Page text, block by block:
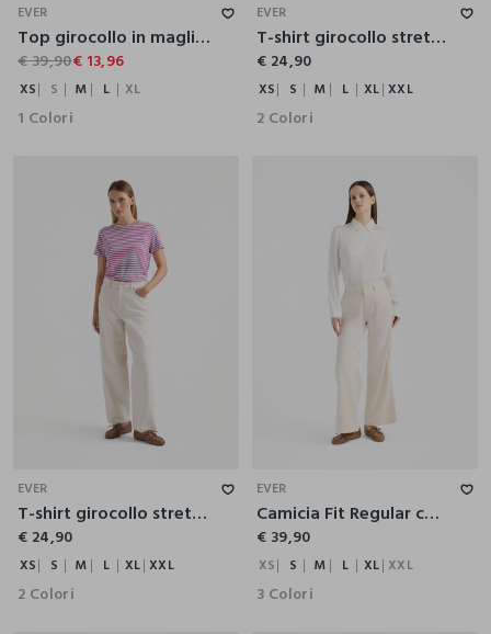
EVER
Top girocollo in maglia donna
€ 39,90€ 13,96
XS S M L XL
1 Colori
EVER
T-shirt girocollo stretch donna
€ 24,90
XS S M L XL XXL
2 Colori
XXL
EVER
T-shirt girocollo stretch donna
€ 24,90
XS S M L XL XXL
2 Colori
L
EVER
Camicia Fit Regular con colletto alla francese in raso di pura viscosa donna
€ 39,90
XS S M L XL XXL
3 Colori